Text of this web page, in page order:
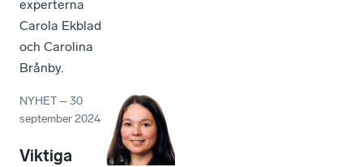
experterna
Carola Ekblad
och Carolina
Brånby.
NYHET –30
september 2024
Viktiga